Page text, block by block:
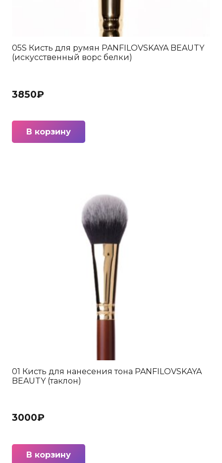
05S Кисть для румян PANFILOVSKAYA BEAUTY
(искусственный ворс белки)
3850₽
В корзину
01 Кисть для нанесения тона PANFILOVSKAYA
BEAUTY (таклон)
3000₽
В корзину